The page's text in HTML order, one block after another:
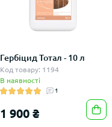
Гербіцид Тотал - 10 л
Код товару: 1194
В наявності
1
1 900 ₴